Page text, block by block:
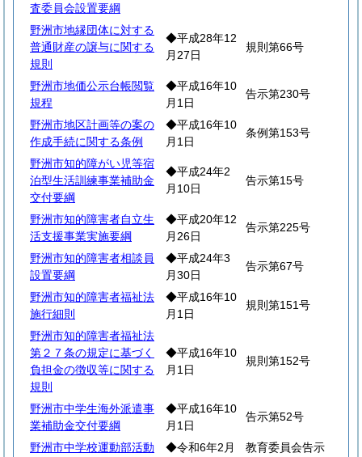
査委員会設置要綱
野洲市地縁団体に対する
普通財産の譲与に関する
規則
◆平成28年12
月27日
規則第66号
野洲市地価公示台帳閲覧
規程
◆平成16年10
月1日
告示第230号
野洲市地区計画等の案の
作成手続に関する条例
◆平成16年10
月1日
条例第153号
野洲市知的障がい児等宿
泊型生活訓練事業補助金
交付要綱
◆平成24年2
月10日
告示第15号
野洲市知的障害者自立生
活支援事業実施要綱
◆平成20年12
月26日
告示第225号
野洲市知的障害者相談員
設置要綱
◆平成24年3
月30日
告示第67号
野洲市知的障害者福祉法
施行細則
◆平成16年10
月1日
規則第151号
野洲市知的障害者福祉法
第２７条の規定に基づく
負担金の徴収等に関する
規則
◆平成16年10
月1日
規則第152号
野洲市中学生海外派遣事
業補助金交付要綱
◆平成16年10
月1日
告示第52号
野洲市中学校運動部活動
◆令和6年2月
教育委員会告示